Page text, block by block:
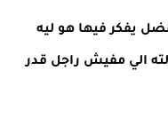
بيساعدها كده دي واحده جراحة رجولته الي مفيش راجل قدر